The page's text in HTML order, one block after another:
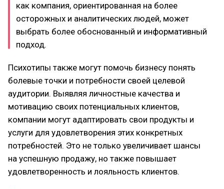
как компания, ориентированная на более
осторожных и аналитических людей, может
выбрать более обоснованный и информативный
подход.
Психотипы также могут помочь бизнесу понять
болевые точки и потребности своей целевой
аудитории. Выявляя личностные качества и
мотивацию своих потенциальных клиентов,
компании могут адаптировать свои продукты и
услуги для удовлетворения этих конкретных
потребностей. Это не только увеличивает шансы
на успешную продажу, но также повышает
удовлетворенность и лояльность клиентов.